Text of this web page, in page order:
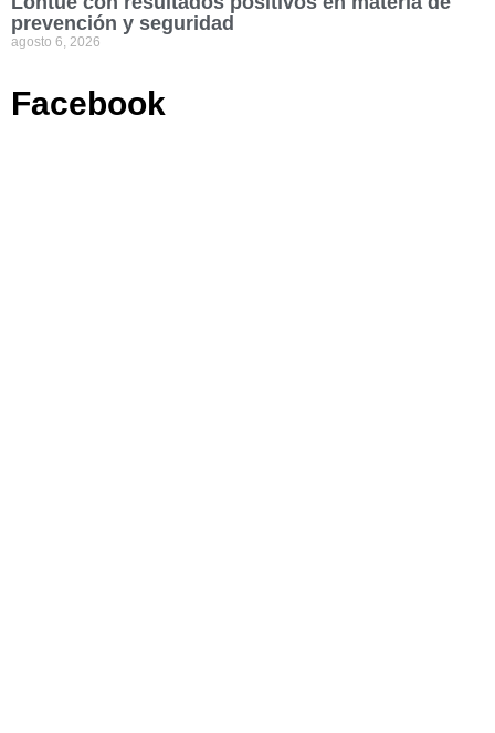
prevención y seguridad
agosto 6, 2026
Facebook